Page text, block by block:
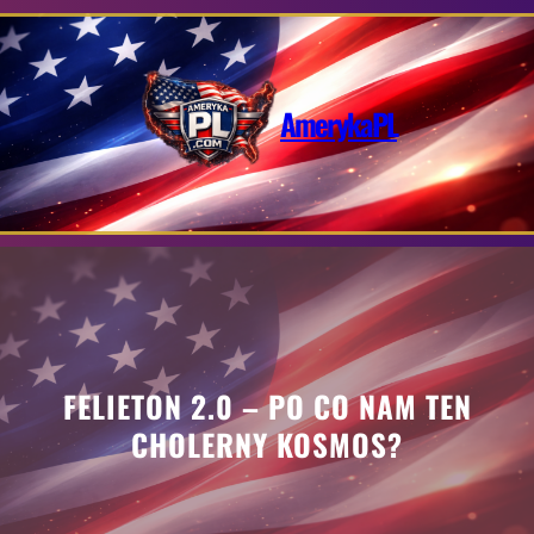
Przejdź
do
treści
AmerykaPL
FELIETON 2.0 – PO CO NAM TEN
CHOLERNY KOSMOS?